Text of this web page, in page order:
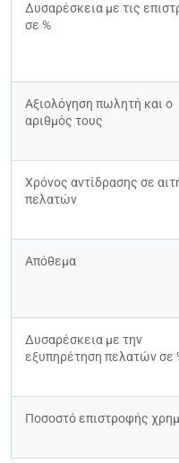
Δυσαρέσκεια με τις
σε %
Αξιολόγηση πωλητή και ο
αριθμός τους
Χρόνος αντίδρασης σε
πελατών
Απόθεμα
Δυσαρέσκεια με την
εξυπηρέτηση πελατών σε
Ποσοστό επιστροφής